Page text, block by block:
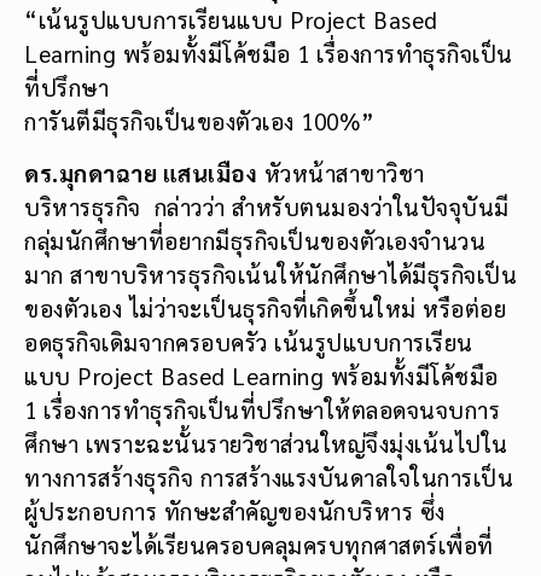
บริหารธุรกิจ กล่าวว่า สำหรับตนมองว่าในปัจจุบันมี
กลุ่มนักศึกษาที่อยากมีธุรกิจเป็นของตัวเองจำนวน
มาก สาขาบริหารธุรกิจเน้นให้นักศึกษาได้มีธุรกิจเป็น
ของตัวเอง ไม่ว่าจะเป็นธุรกิจที่เกิดขึ้นใหม่ หรือต่อย
แบบ Project Based Learning พร้อมทั้งมีโค้ชมือ
1 เรื่องการทำธุรกิจเป็นที่ปรึกษาให้ตลอดจนจบการ
ศึกษา เพราะฉะนั้นรายวิชาส่วนใหญ่จึงมุ่งเน้นไปใน
ทางการสร้างธุรกิจ การสร้างแรงบันดาลใจในการเป็น
ผู้ประกอบการ ทักษะสำคัญของนักบริหาร ซึ่ง
นักศึกษาจะได้เรียนครอบคลุมครบทุกศาสตร์เพื่อที่
จบไปแล้วสามารถบริหารธุรกิจของตัวเอง หรือ
ครอบครัวได้อย่างมืออาชีพและยั่งยืนครับ
การเป็นเจ้าของธุรกิจที่ดีได้ จะต้องมีทักษะหลาก
หลายด้าน ซึ่งรายวิชาส่วนใหญ่ของเราเป็น Soft
Skill เป็นทักษะที่เจ้าของธุรกิจทุกคนควรมี เช่น
ความคิดสร้างสรรค์ การคิดเชิงวิเคราะห์และการ